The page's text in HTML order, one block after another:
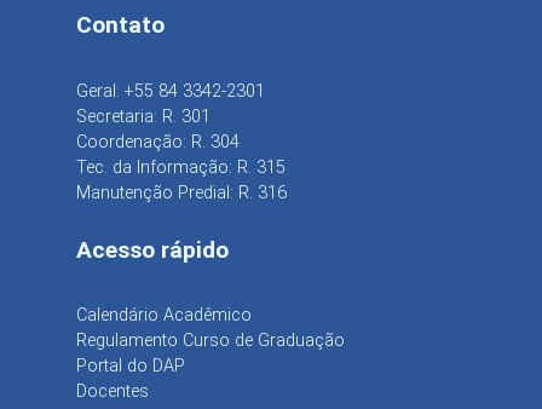
Contato
Geral: +55 84 3342-2301
Secretaria: R. 301
Coordenação: R. 304
Tec. da Informação: R. 315
Manutenção Predial: R. 316
Acesso rápido
Calendário Acadêmico
Regulamento Curso de Graduação
Portal do DAP
Docentes